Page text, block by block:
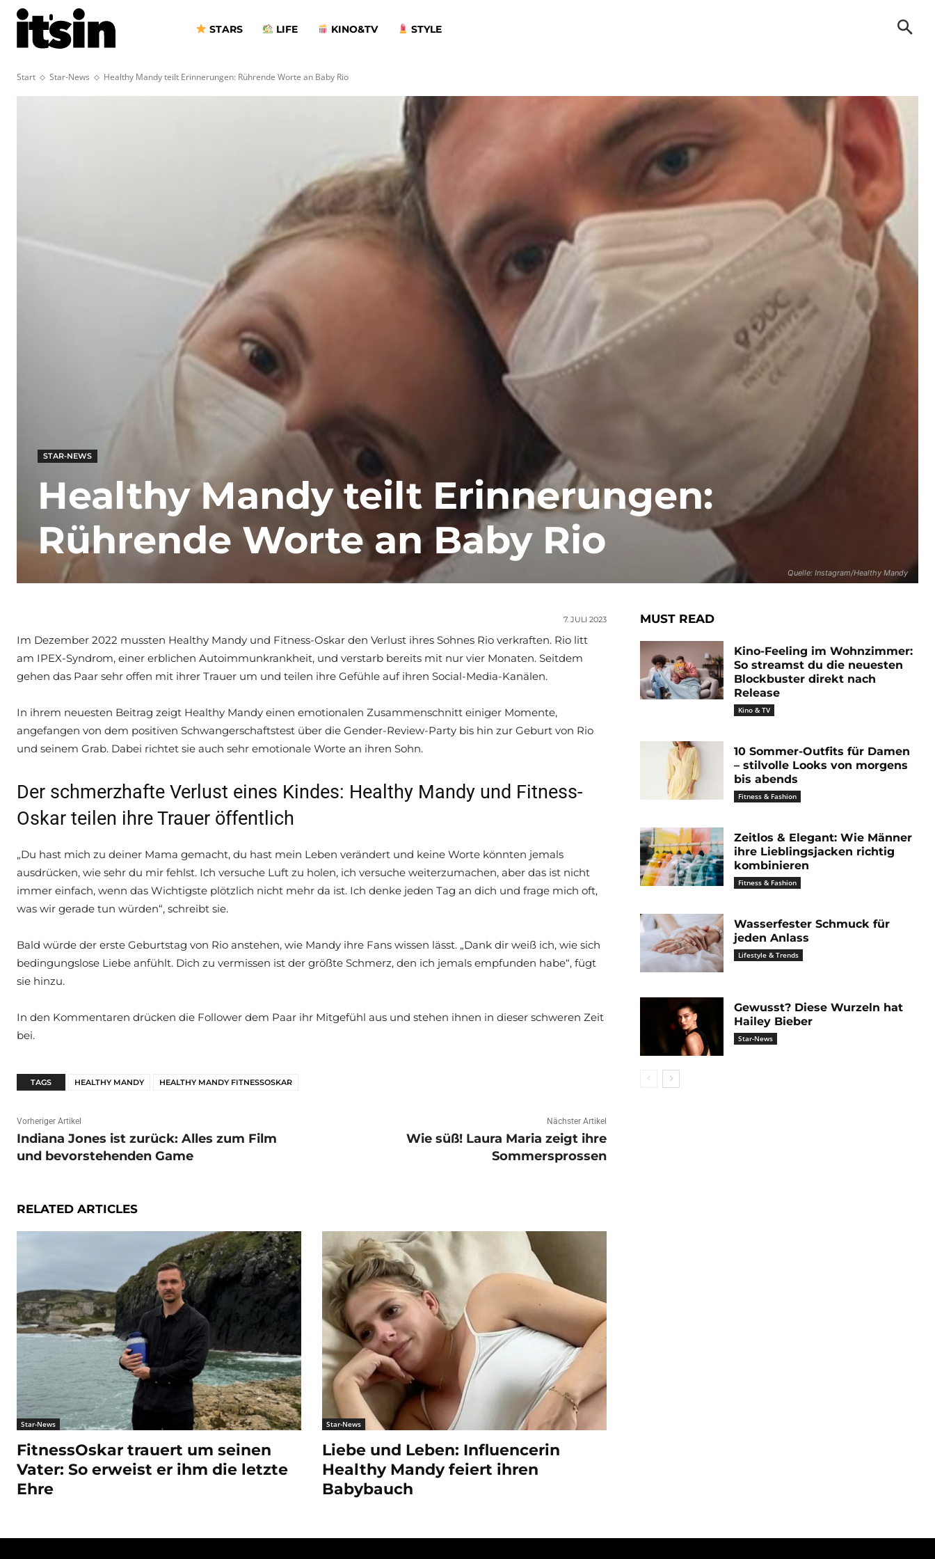
STARS LIFE KINO&TV STYLE
Start Star-News Healthy Mandy teilt Erinnerungen: Rührende Worte an Baby Rio
Quelle: Instagram/Healthy Mandy
STAR-NEWS
Healthy Mandy teilt Erinnerungen:
Rührende Worte an Baby Rio
7. JULI 2023
Im Dezember 2022 mussten Healthy Mandy und Fitness-Oskar den Verlust ihres Sohnes Rio verkraften. Rio litt
am IPEX-Syndrom, einer erblichen Autoimmunkrankheit, und verstarb bereits mit nur vier Monaten. Seitdem
gehen das Paar sehr offen mit ihrer Trauer um und teilen ihre Gefühle auf ihren Social-Media-Kanälen.
In ihrem neuesten Beitrag zeigt Healthy Mandy einen emotionalen Zusammenschnitt einiger Momente,
angefangen von dem positiven Schwangerschaftstest über die Gender-Review-Party bis hin zur Geburt von Rio
und seinem Grab. Dabei richtet sie auch sehr emotionale Worte an ihren Sohn.
Der schmerzhafte Verlust eines Kindes: Healthy Mandy und Fitness-
Oskar teilen ihre Trauer öffentlich
„Du hast mich zu deiner Mama gemacht, du hast mein Leben verändert und keine Worte könnten jemals
ausdrücken, wie sehr du mir fehlst. Ich versuche Luft zu holen, ich versuche weiterzumachen, aber das ist nicht
immer einfach, wenn das Wichtigste plötzlich nicht mehr da ist. Ich denke jeden Tag an dich und frage mich oft,
was wir gerade tun würden“, schreibt sie.
Bald würde der erste Geburtstag von Rio anstehen, wie Mandy ihre Fans wissen lässt. „Dank dir weiß ich, wie sich
bedingungslose Liebe anfühlt. Dich zu vermissen ist der größte Schmerz, den ich jemals empfunden habe“, fügt
sie hinzu.
In den Kommentaren drücken die Follower dem Paar ihr Mitgefühl aus und stehen ihnen in dieser schweren Zeit
bei.
TAGS HEALTHY MANDY HEALTHY MANDY FITNESSOSKAR
Vorheriger Artikel
Indiana Jones ist zurück: Alles zum Film
und bevorstehenden Game
Nächster Artikel
Wie süß! Laura Maria zeigt ihre
Sommersprossen
RELATED ARTICLES
Star-News
FitnessOskar trauert um seinen
Vater: So erweist er ihm die letzte
Ehre
Star-News
Liebe und Leben: Influencerin
Healthy Mandy feiert ihren
Babybauch
MUST READ
Kino-Feeling im Wohnzimmer:
So streamst du die neuesten
Blockbuster direkt nach
Release
Kino & TV
10 Sommer-Outfits für Damen
– stilvolle Looks von morgens
bis abends
Fitness & Fashion
Zeitlos & Elegant: Wie Männer
ihre Lieblingsjacken richtig
kombinieren
Fitness & Fashion
Wasserfester Schmuck für
jeden Anlass
Lifestyle & Trends
Gewusst? Diese Wurzeln hat
Hailey Bieber
Star-News